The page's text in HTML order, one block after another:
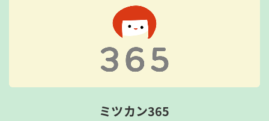
ミツカン365